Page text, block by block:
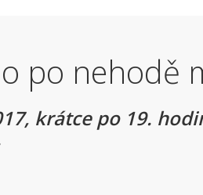
po nehodě
krátce po 19.